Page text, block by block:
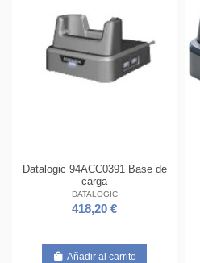
Datalogic 94ACC0391 Base de
carga
DATALOGIC
418,20 €
Añadir al carrito